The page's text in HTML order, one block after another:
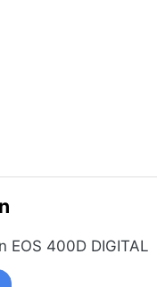
EOS 400D DIGITAL